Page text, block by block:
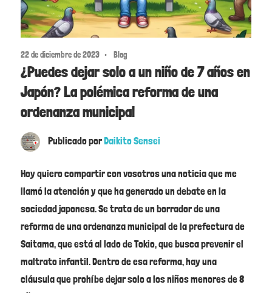
22 de diciembre de 2023 Blog
¿Puedes dejar solo a un niño de 7 años en
Japón? La polémica reforma de una
ordenanza municipal
Publicado porDaikito Sensei
Hoy quiero compartir con vosotros una noticia que me
llamó la atención y que ha generado un debate en la
sociedad japonesa. Se trata de un borrador de una
reforma de una ordenanza municipal de la prefectura de
Saitama, que está al lado de Tokio, que busca prevenir el
maltrato infantil. Dentro de esa reforma, hay una
cláusula que prohíbe dejar solo a los niños menores de 8